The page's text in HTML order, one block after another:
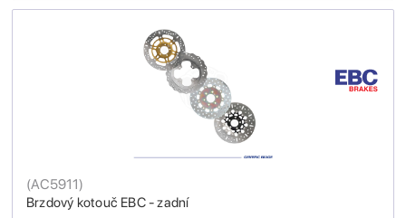
Brzdový kotouč EBC - zadní
(AC5911)